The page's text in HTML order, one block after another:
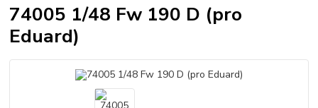
74005 1/48 Fw 190 D (pro
Eduard)